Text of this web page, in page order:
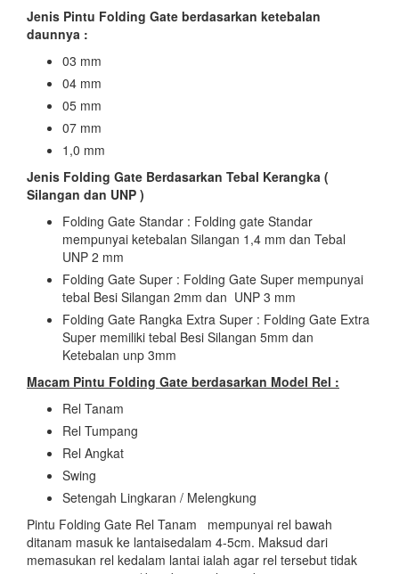
Jenis Pintu Folding Gate berdasarkan ketebalan
daunnya :
03 mm
04 mm
05 mm
07 mm
1,0 mm
Jenis Folding Gate Berdasarkan Tebal Kerangka (
Silangan dan UNP )
Folding Gate Standar : Folding gate Standar
mempunyai ketebalan Silangan 1,4 mm dan Tebal
UNP 2 mm
Folding Gate Super : Folding Gate Super mempunyai
tebal Besi Silangan 2mm dan UNP 3 mm
Folding Gate Rangka Extra Super : Folding Gate Extra
Super memiliki tebal Besi Silangan 5mm dan
Ketebalan unp 3mm
Macam Pintu Folding Gate berdasarkan Model Rel :
Rel Tanam
Rel Tumpang
Rel Angkat
Swing
Setengah Lingkaran / Melengkung
Pintu Folding Gate Rel Tanam mempunyai rel bawah
ditanam masuk ke lantaisedalam 4-5cm. Maksud dari
memasukan rel kedalam lantai ialah agar rel tersebut tidak